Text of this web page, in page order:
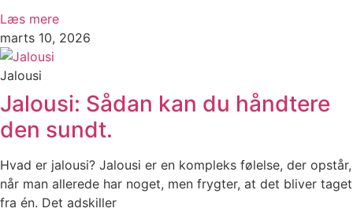
Læs mere
marts 10, 2026
Jalousi
Jalousi: Sådan kan du håndtere
den sundt.
Hvad er jalousi? Jalousi er en kompleks følelse, der opstår,
når man allerede har noget, men frygter, at det bliver taget
fra én. Det adskiller